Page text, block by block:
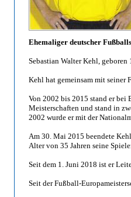
Ehemaliger deutscher
Sebastian Walter Kehl,
Kehl hat gemeinsam mit seiner
Von 2002 bis 2015 stand er bei
Meisterschaften und stand in
2002 wurde er mit der
Am 30. Mai 2015 beendete
Alter von 35 Jahren seine
Seit dem 1. Juni 2018 ist er
Seit der Fußball-